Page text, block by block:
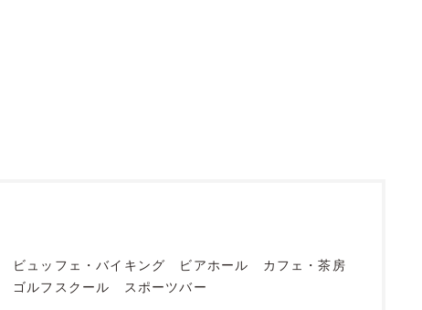
ビュッフェ・バイキング ビアホール
カフェ・茶房
ゴルフスクール
スポーツバー